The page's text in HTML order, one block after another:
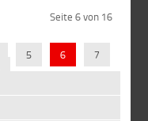
Seite 6 von 16
5 6
7